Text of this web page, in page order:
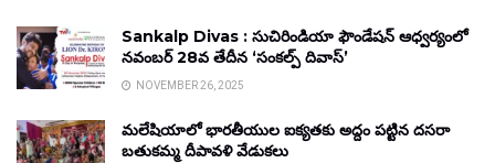
Sankalp Divas : సుచిరిండియా ఫౌండేషన్ ఆధ్వర్యంలో
నవంబర్ 28వ తేదీన ‘సంకల్ప్ దివాస్’
NOVEMBER 26, 2025
మలేషియాలో భారతీయుల ఐక్యతకు అద్దం పట్టిన దసరా
బతుకమ్మ దీపావళి వేడుకలు